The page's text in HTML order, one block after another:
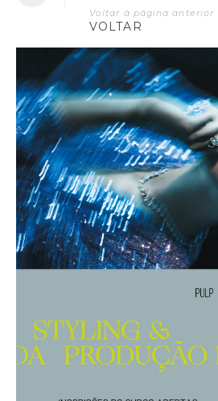
Voltar à página anterior
VOLTAR